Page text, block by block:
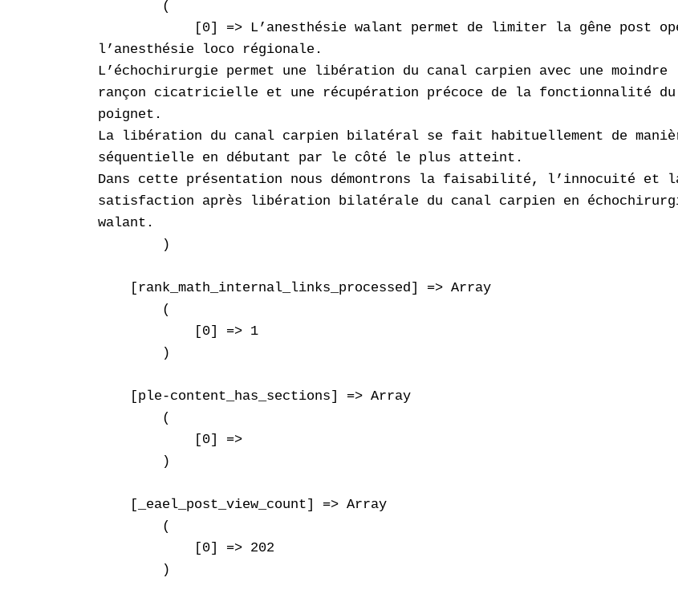
        (
[0] => L’anesthésie walant permet de limiter la gêne post
l’anesthésie loco régionale.
L’échochirurgie permet une libération du canal carpien avec une moindre
rançon cicatricielle et une récupération précoce de la fonctionnalité du
poignet.
La libération du canal carpien bilatéral se fait habituellement de
séquentielle en débutant par le côté le plus atteint.
Dans cette présentation nous démontrons la faisabilité, l’innocuité et
satisfaction après libération bilatérale du canal carpien en
walant.
        )
    [rank_math_internal_links_processed] => Array
        (
            [0] => 1
        )
    [ple-content_has_sections] => Array
        (
            [0] =>
        )
    [_eael_post_view_count] => Array
        (
            [0] => 202
        )